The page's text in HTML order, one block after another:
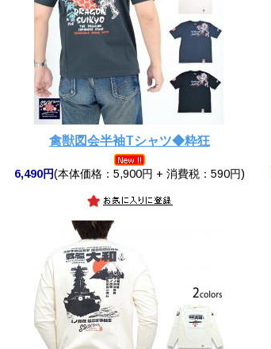
禽獣図会半袖Tシャツ◆粋狂
6,490円(本体価格：5,900円 + 消費税：590円)